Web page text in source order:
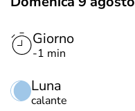
Giorno
-1 min
Luna
calante